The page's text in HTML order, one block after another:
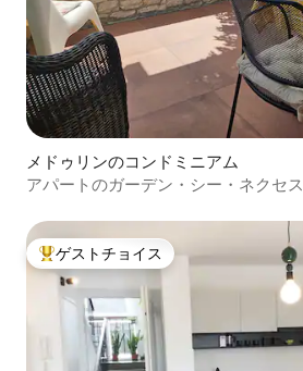
メドゥリンのコンドミニアム
アパートのガーデン・シー・ネクセス
大好評のゲストチョイスです。
ゲストチョイス